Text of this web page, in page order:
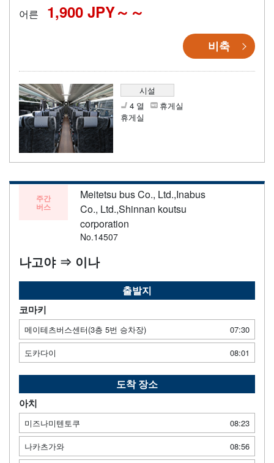
어른 1,900 JPY～
비축
시설
4 열
휴게실
휴게실
주간
버스
Meitetsu bus Co., Ltd.,Inabus
Co., Ltd.,Shinnan koutsu
corporation
No.14507
나고야 ⇒ 이나
출발지
코마키
메이테츠버스센터(3층 5번 승차장)
07:30
도카다이
08:01
도착 장소
아치
미즈나미텐토쿠
08:23
나카츠가와
08:56